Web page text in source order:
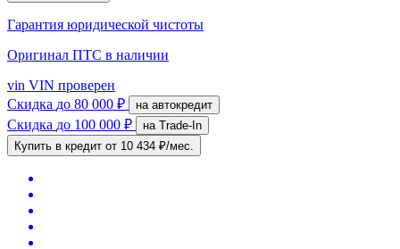
Гарантия юридической чистоты
Оригинал ПТС в наличии
vin VIN проверен
Скидка до 80 000 ₽ на автокредит
Скидка до 100 000 ₽
на Trade-In
Купить в кредит от 10 434 ₽/мес.